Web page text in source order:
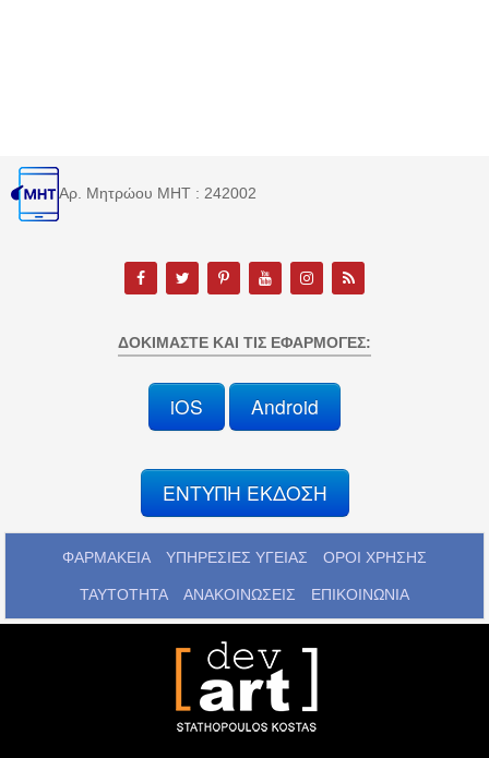
Αρ. Μητρώου MHT : 242002
ΔΟΚΙΜΆΣΤΕ ΚΑΙ ΤΙΣ ΕΦΑΡΜΟΓΈΣ:
iOS Android
ΕΝΤΥΠΗ ΕΚΔΟΣΗ
ΦΑΡΜΑΚΕΙΑ ΥΠΗΡΕΣΙΕΣ ΥΓΕΙΑΣ ΟΡΟΙ ΧΡΗΣΗΣ
ΤΑΥΤΟΤΗΤΑ ΑΝΑΚΟΙΝΩΣΕΙΣ ΕΠΙΚΟΙΝΩΝΙΑ